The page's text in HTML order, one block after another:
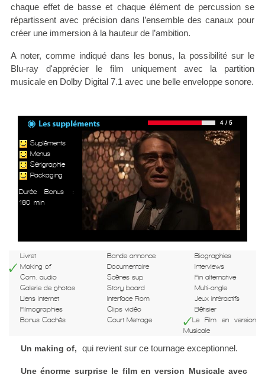
chaque effet de basse et chaque élément de percussion se
répartissent avec précision dans l’ensemble des canaux pour
créer une immersion à la hauteur de l’ambition.
A noter, comme indiqué dans les bonus, la possibilité sur le
Blu-ray d'apprécier le film uniquement avec la partition
musicale en Dolby Digital 7.1 avec une belle enveloppe sonore.
Supléments
Menus
Sérigraphie
Packaging
Durée Bonus :
180 min
Livret Bande annonce
Biographies
Making of
Documentaire
Interviews
Com. audio
Scènes sup
Fin alternative
Galerie de photos
Story board
Multi-angle
Liens internet
Interface Rom
Jeux intéractifs
Filmographies
Clips vidéo
Bêtisier
Bonus Cachés
Court Metrage
Le Film en version
Musicale
Un making of, qui revient sur ce tournage exceptionnel.
Une énorme surprise le film en version Musicale avec